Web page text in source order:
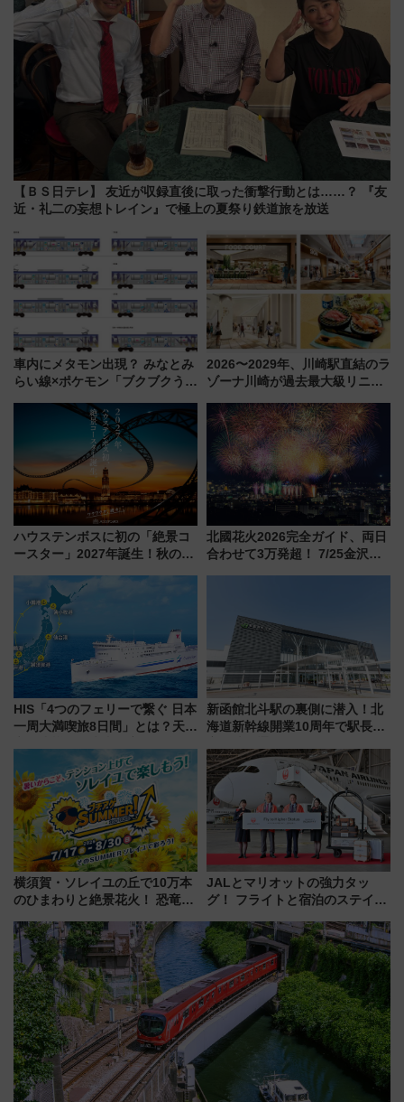
【ＢＳ日テレ】 友近が収録直後に取った衝撃行動とは……？ 『友
近・礼二の妄想トレイン』で極上の夏祭り鉄道旅を放送
車内にメタモン出現？ みなとみ
らい線×ポケモン「ブクブクうみ
行開始に！ この夏は直通列車で
2026〜2029年、川崎駅直結のラ
ゾーナ川崎が過去最大級リニュ
「いつから何が変わるか」徹底
解説！
ハウステンボスに初の「絶景コ
ースター」2027年誕生！秋の
ろも一挙紹介
北國花火2026完全ガイド、両日
合わせて3万発超！ 7/25金沢大
HIS「4つのフェリーで繋ぐ 日本
一周大満喫旅8日間」とは？天橋
の絶景＆限定グルメを網羅！煩
雑な手続きも不要でお手軽に楽
しめるプランが登場
新函館北斗駅の裏側に潜入！北
海道新幹線開業10周年で駅長
ト 参加方法や体験内容を紹介
横須賀・ソレイユの丘で10万本
のひまわりと絶景花火！ 恐竜や
帰りお出かけ最新情報（2026年
7月17日～開催）
JALとマリオットの強力タッ
グ！ フライトと宿泊のステイタ
上級会員資格を効率よく獲得す
る方法を解説